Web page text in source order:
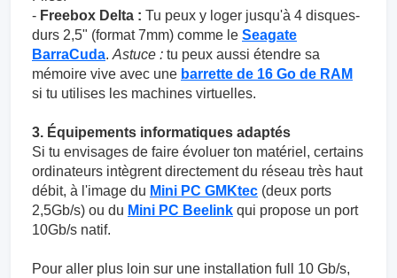
- Freebox Delta : Tu peux y loger jusqu'à 4 disques-
durs 2,5" (format 7mm) comme le Seagate
BarraCuda. Astuce : tu peux aussi étendre sa
mémoire vive avec une barrette de 16 Go de RAM
si tu utilises les machines virtuelles.
3. Équipements informatiques adaptés
Si tu envisages de faire évoluer ton matériel, certains
ordinateurs intègrent directement du réseau très haut
débit, à l'image du Mini PC GMKtec (deux ports
2,5Gb/s) ou du Mini PC Beelink qui propose un port
10Gb/s natif.
Pour aller plus loin sur une installation full 10 Gb/s,